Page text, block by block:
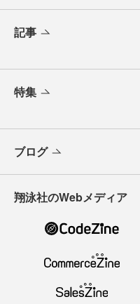
記事
特集
ブログ
翔泳社のWebメディア